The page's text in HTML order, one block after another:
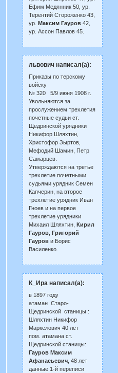
Ефим Медянник 50, ур.
Терентий Стороженко 43,
ур. Максим Гауров42,
ур. Ассон Павлов 45.
львович написал(а):
Приказы по терскому
войску
№ 320 5/9 июня 1908 г.
Увольняются за
прослужением трехлетия
почетные судьи ст.
Щедринской урядники
Никифор Шляхтин,
Христофор Зыртов,
Мефодий Шамин, Петр
Самарцев.
Утверждаются на третье
трехлетие почетными
судьями урядник Семен
Капчерин, на второе
трехлетие урядник Иван
Гноев и на первое
трехлетие урядники
Михаил Шляхтин, Кирил
Гауров, Григорий
Гаурови Борис
Василенко.
К_Ира написал(а):
в 1897 году
атаман Старо-
Щедринской станицы :
Шляхтин Никифор
Маркелович 40 лет
пом. атамана ст.
Щедринской станицы:
Гауров Максим
Афанасьевич, 48 лет
данные 1-й переписи